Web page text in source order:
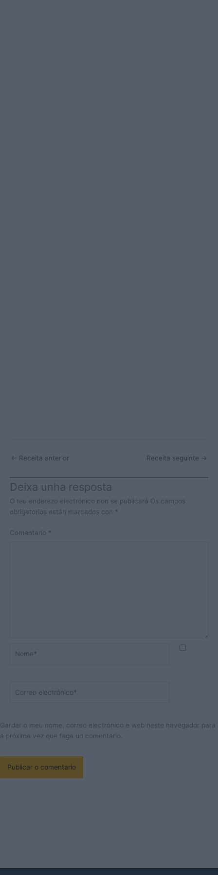
← Receita anterior Receita seguinte →
Deixa unha resposta
O teu enderezo electrónico non se publicará Os campos
obrigatorios están marcados con *
Comentario *
electrónico*
Gardar o meu nome, correo electrónico e web neste navegador para
a próxima vez que faga un comentario.